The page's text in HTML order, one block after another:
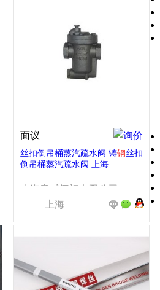
面议
丝扣倒吊桶蒸汽疏水阀 铸钢丝扣
倒吊桶蒸汽疏水阀 上海
上海意威阀门有限公司
上海